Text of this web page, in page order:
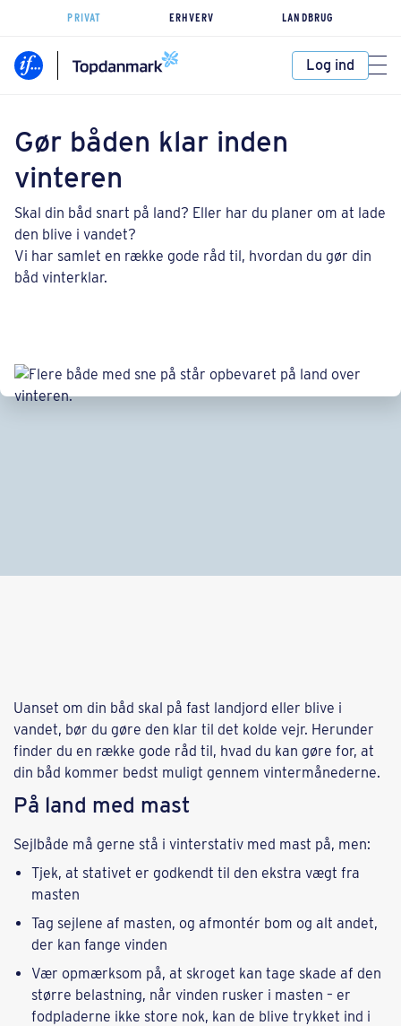
PRIVAT ERHVERV LANDBRUG
Log ind
Gør båden klar inden
vinteren
Skal din båd snart på land? Eller har du planer om at lade
den blive i vandet?
Vi har samlet en række gode råd til, hvordan du gør din
båd vinterklar.
Uanset om din båd skal på fast landjord eller blive i
vandet, bør du gøre den klar til det kolde vejr. Herunder
finder du en række gode råd til, hvad du kan gøre for, at
din båd kommer bedst muligt gennem vintermånederne.
På land med mast
Sejlbåde må gerne stå i vinterstativ med mast på, men:
Tjek, at stativet er godkendt til den ekstra vægt fra
masten
Tag sejlene af masten, og afmontér bom og alt andet,
der kan fange vinden
Vær opmærksom på, at skroget kan tage skade af den
større belastning, når vinden rusker i masten – er
fodpladerne ikke store nok, kan de blive trykket ind i